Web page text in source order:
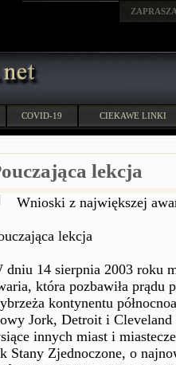
COVID-19 CIEKAWE LINKI
lekcja
Wnioski z największej
lekcja
dniu 14 sierpnia 2003 roku
która pozbawiła prądu
kontynentu
Jork, Detroit i
innych miast i
Stany Zjednoczone, o